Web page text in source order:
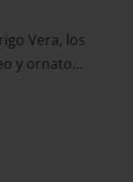
Vera, los
y ornato...